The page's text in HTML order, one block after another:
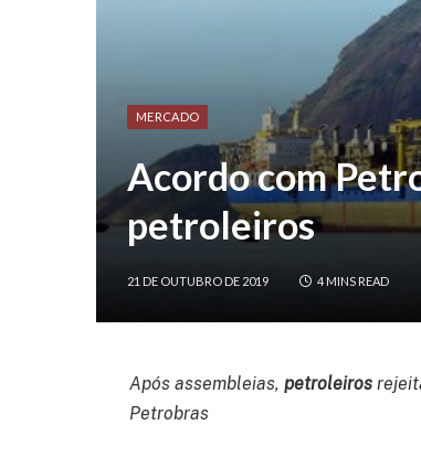
MERCADO
Acordo com
petroleiros
21 DE OUTUBRO DE 2019 4 MINS READ
Após assembleias,petroleiros
Petrobras